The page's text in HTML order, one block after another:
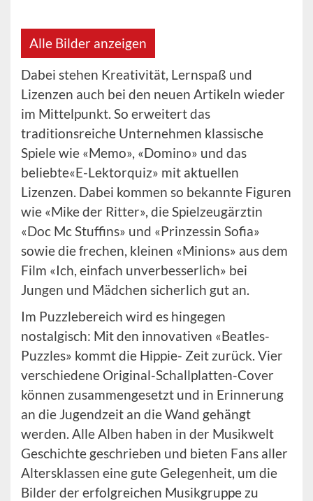
Alle Bilder anzeigen
Dabei stehen Kreativität, Lernspaß und
Lizenzen auch bei den neuen Artikeln wieder
im Mittelpunkt. So erweitert das
traditionsreiche Unternehmen klassische
Spiele wie «Memo», «Domino» und das
beliebte«E-Lektorquiz» mit aktuellen
Lizenzen. Dabei kommen so bekannte Figuren
wie «Mike der Ritter», die Spielzeugärztin
«Doc Mc Stuffins» und «Prinzessin Sofia»
sowie die frechen, kleinen «Minions» aus dem
Film «Ich, einfach unverbesserlich» bei
Jungen und Mädchen sicherlich gut an.
Im Puzzlebereich wird es hingegen
nostalgisch: Mit den innovativen «Beatles-
Puzzles» kommt die Hippie- Zeit zurück. Vier
verschiedene Original-Schallplatten-Cover
können zusammengesetzt und in Erinnerung
an die Jugendzeit an die Wand gehängt
werden. Alle Alben haben in der Musikwelt
Geschichte geschrieben und bieten Fans aller
Altersklassen eine gute Gelegenheit, um die
Bilder der erfolgreichen Musikgruppe zu